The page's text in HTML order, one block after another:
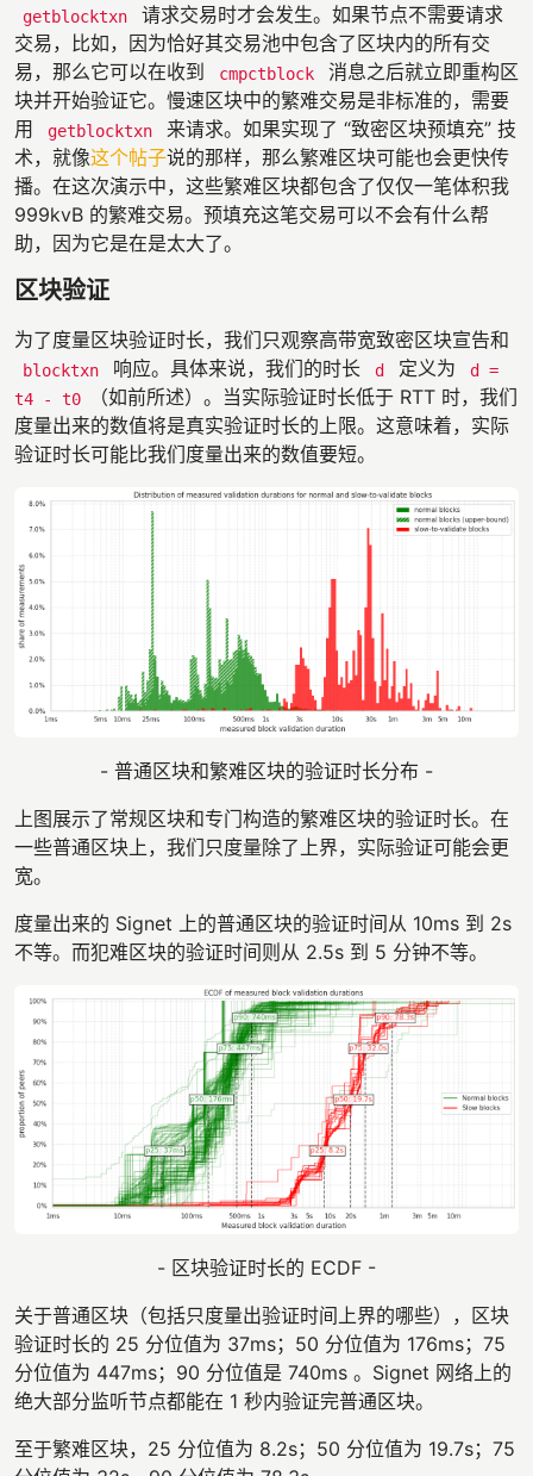
getblocktxn
请求交易时才会发生。如果节点不需要请求
交易，比如，因为恰好其交易池中包含了区块内的所有交
易，那么它可以在收到
cmpctblock
消息之后就立即重构区
块并开始验证它。慢速区块中的繁难交易是非标准的，需要
用
getblocktxn
来请求。如果实现了 “致密区块预填充” 技
术，就像这个帖子说的那样，那么繁难区块可能也会更快传
播。在这次演示中，这些繁难区块都包含了仅仅一笔体积我
999kvB 的繁难交易。预填充这笔交易可以不会有什么帮
助，因为它是在是太大了。
区块验证
为了度量区块验证时长，我们只观察高带宽致密区块宣告和
blocktxn 响应。具体来说，我们的时长 d 定义为
d =
t4 - t0
（如前所述）。当实际验证时长低于 RTT 时，我们
度量出来的数值将是真实验证时长的上限。这意味着，实际
验证时长可能比我们度量出来的数值要短。
- 普通区块和繁难区块的验证时长分布 -
上图展示了常规区块和专门构造的繁难区块的验证时长。在
一些普通区块上，我们只度量除了上界，实际验证可能会更
宽。
度量出来的 Signet 上的普通区块的验证时间从 10ms 到 2s
不等。而犯难区块的验证时间则从 2.5s 到 5 分钟不等。
- 区块验证时长的 ECDF -
关于普通区块（包括只度量出验证时间上界的哪些），区块
验证时长的 25 分位值为 37ms；50 分位值为 176ms；75
分位值为 447ms；90 分位值是 740ms 。Signet 网络上的
绝大部分监听节点都能在 1 秒内验证完普通区块。
至于繁难区块，25 分位值为 8.2s；50 分位值为 19.7s；75